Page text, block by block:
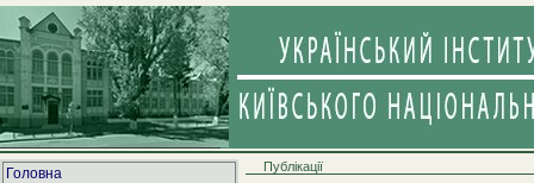
Головна Публікації